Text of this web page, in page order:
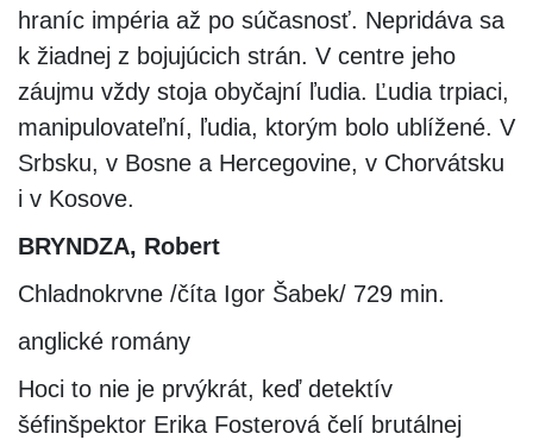
hraníc impéria až po súčasnosť. Nepridáva sa
k žiadnej z bojujúcich strán. V centre jeho
záujmu vždy stoja obyčajní ľudia. Ľudia trpiaci,
manipulovateľní, ľudia, ktorým bolo ublížené. V
Srbsku, v Bosne a Hercegovine, v Chorvátsku
i v Kosove.
BRYNDZA, Robert
Chladnokrvne /číta Igor Šabek/ 729 min.
anglické romány
Hoci to nie je prvýkrát, keď detektív
šéfinšpektor Erika Fosterová čelí brutálnej